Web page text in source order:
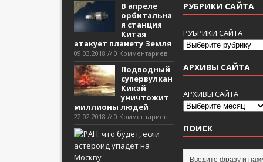
В апреле
орбитальна
я станция
Китая
атакует планету Земля
09.03.2018 // 0 Комментариев
Подводный
супервулкан
Кикай
уничтожит
миллионы людей
22.02.2018 // 0 Комментариев
РУБРИКИ САЙТА
РУБРИКИ САЙТА
АРХИВЫ САЙТА
АРХИВЫ САЙТА
ПОИСК